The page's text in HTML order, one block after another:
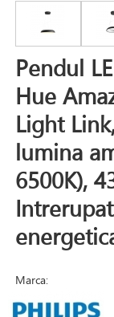
Pendul
Hue
Light
lumina
6500K),
Marca: